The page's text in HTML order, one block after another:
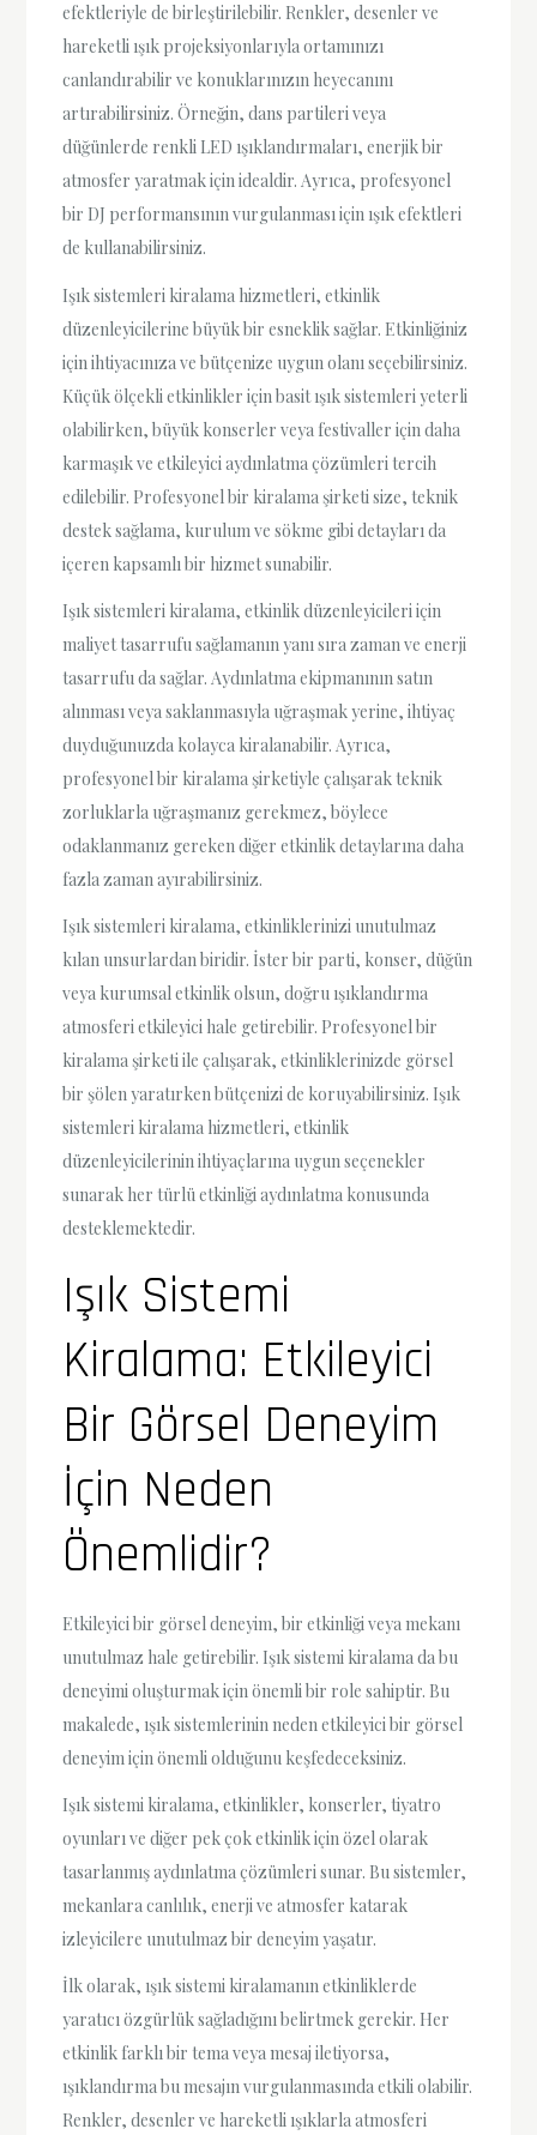
efektleriyle de birleştirilebilir. Renkler, desenler ve
hareketli ışık projeksiyonlarıyla ortamınızı
canlandırabilir ve konuklarınızın heyecanını
artırabilirsiniz. Örneğin, dans partileri veya
düğünlerde renkli LED ışıklandırmaları, enerjik bir
atmosfer yaratmak için idealdir. Ayrıca, profesyonel
bir DJ performansının vurgulanması için ışık efektleri
de kullanabilirsiniz.
Işık sistemleri kiralama hizmetleri, etkinlik
düzenleyicilerine büyük bir esneklik sağlar. Etkinliğiniz
için ihtiyacınıza ve bütçenize uygun olanı seçebilirsiniz.
Küçük ölçekli etkinlikler için basit ışık sistemleri yeterli
olabilirken, büyük konserler veya festivaller için daha
karmaşık ve etkileyici aydınlatma çözümleri tercih
edilebilir. Profesyonel bir kiralama şirketi size, teknik
destek sağlama, kurulum ve sökme gibi detayları da
içeren kapsamlı bir hizmet sunabilir.
Işık sistemleri kiralama, etkinlik düzenleyicileri için
maliyet tasarrufu sağlamanın yanı sıra zaman ve enerji
tasarrufu da sağlar. Aydınlatma ekipmanının satın
alınması veya saklanmasıyla uğraşmak yerine, ihtiyaç
duyduğunuzda kolayca kiralanabilir. Ayrıca,
profesyonel bir kiralama şirketiyle çalışarak teknik
zorluklarla uğraşmanız gerekmez, böylece
odaklanmanız gereken diğer etkinlik detaylarına daha
fazla zaman ayırabilirsiniz.
Işık sistemleri kiralama, etkinliklerinizi unutulmaz
kılan unsurlardan biridir. İster bir parti, konser, düğün
veya kurumsal etkinlik olsun, doğru ışıklandırma
atmosferi etkileyici hale getirebilir. Profesyonel bir
kiralama şirketi ile çalışarak, etkinliklerinizde görsel
bir şölen yaratırken bütçenizi de koruyabilirsiniz. Işık
sistemleri kiralama hizmetleri, etkinlik
düzenleyicilerinin ihtiyaçlarına uygun seçenekler
sunarak her türlü etkinliği aydınlatma konusunda
desteklemektedir.
Işık Sistemi
Kiralama: Etkileyici
Bir Görsel Deneyim
İçin Neden
Önemlidir?
Etkileyici bir görsel deneyim, bir etkinliği veya mekanı
unutulmaz hale getirebilir. Işık sistemi kiralama da bu
deneyimi oluşturmak için önemli bir role sahiptir. Bu
makalede, ışık sistemlerinin neden etkileyici bir görsel
deneyim için önemli olduğunu keşfedeceksiniz.
Işık sistemi kiralama, etkinlikler, konserler, tiyatro
oyunları ve diğer pek çok etkinlik için özel olarak
tasarlanmış aydınlatma çözümleri sunar. Bu sistemler,
mekanlara canlılık, enerji ve atmosfer katarak
izleyicilere unutulmaz bir deneyim yaşatır.
İlk olarak, ışık sistemi kiralamanın etkinliklerde
yaratıcı özgürlük sağladığını belirtmek gerekir. Her
etkinlik farklı bir tema veya mesaj iletiyorsa,
ışıklandırma bu mesajın vurgulanmasında etkili olabilir.
Renkler, desenler ve hareketli ışıklarla atmosferi